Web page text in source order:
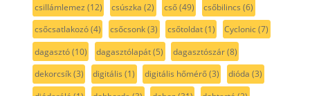
csillámlemez (12) csúszka (2) cső(49) csőbilincs (6)
csőcsatlakozó(4) csőcsonk(3) csőtoldat(1) Cyclonic(7)
dagasztó(10) dagasztólapát(5) dagasztószár(8)
dekorcsík(3) digitális (1) digitális hőmérő(3) dióda (3)